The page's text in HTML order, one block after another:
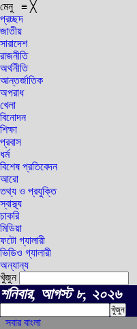
মেনু ≡ ╳
প্রচ্ছদ
জাতীয়
সারাদেশ
রাজনীতি
অর্থনীতি
আন্তর্জাতিক
অপরাধ
খেলা
বিনোদন
শিক্ষা
প্রবাস
ধর্ম
বিশেষ প্রতিবেদন
আরো
তথ্য ও প্রযুক্তি
স্বাস্থ্য
চাকরি
মিডিয়া
ফটো গ্যালারী
ভিডিও গ্যালারী
অন্যান্য
খুঁজুন
শনিবার, আগস্ট ৮, ২০২৬
সবার বাংলা